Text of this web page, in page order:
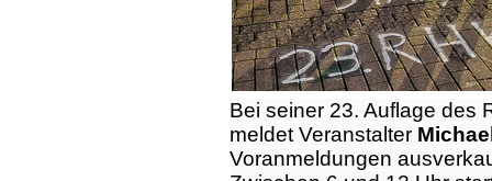
Bei seiner 23. Auflage des
meldet Veranstalter
Voranmeldungen